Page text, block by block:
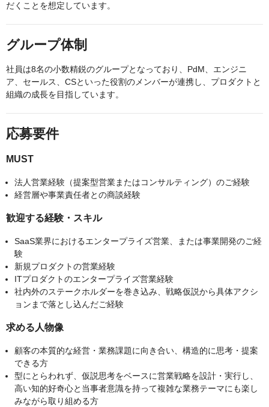
だくことを想定しています。
グループ体制
社員は8名の小数精鋭のグループとなっており、PdM、エンジニ
ア、セールス、CSといった役割のメンバーが連携し、プロダクトと
組織の成長を目指しています。
応募要件
MUST
法人営業経験（提案型営業またはコンサルティング）のご経験
経営層や事業責任者との商談経験
歓迎する経験・スキル
SaaS業界におけるエンタープライズ営業、または事業開発のご経
験
新規プロダクトの営業経験
ITプロダクトのエンタープライズ営業経験
社内外のステークホルダーを巻き込み、戦略仮説から具体アクシ
ョンまで落とし込んだご経験
求める人物像
顧客の本質的な経営・業務課題に向き合い、構造的に思考・提案
できる方
型にとらわれず、仮説思考をベースに営業戦略を設計・実行し、
高い知的好奇心と当事者意識を持って複雑な業務テーマにも楽し
みながら取り組める方